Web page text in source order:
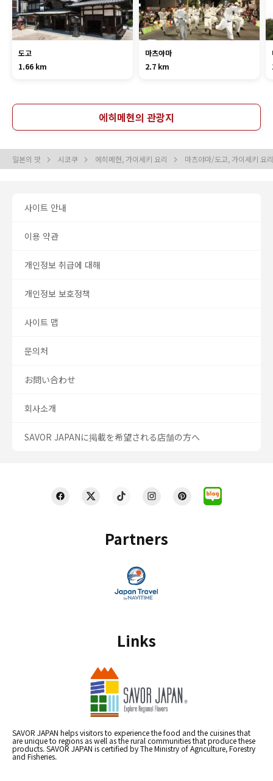
도고
1.66 km
마츠야마
2.7 km
에히메현의 관광지
일본의 맛 시코쿠 에히메현, 가이세키 요리 마츠야마/도고, 가이세키 요
Partners
Links
SAVOR JAPAN helps visitors to experience the food and the cuisines that
are unique to regions as well as the rural communities that produce these
products. SAVOR JAPAN is certified by The Ministry of Agriculture, Forestry
and Fisheries.
사이트 안내
이용 약관
개인정보 취급에 대해
개인정보 보호정책
사이트 맵
문의처
お問い合わせ
회사소개
SAVOR JAPANに掲載を希望される店舗の方へ